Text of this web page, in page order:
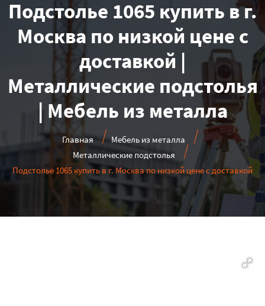
Подстолье 1065 купить в г.
Москва по низкой цене с
доставкой |
Металлические подстолья
| Мебель из металла
Главная
Мебель из металла
Металлические подстолья
Подстолье 1065 купить в г. Москва по низкой цене с доставкой